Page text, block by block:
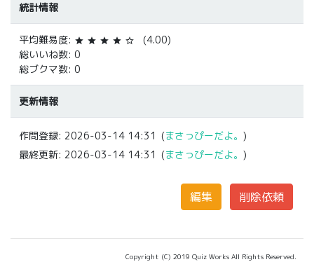
統計情報
平均難易度: star star star star star_border
(4.00)
総いいね数: 0
総ブクマ数: 0
更新情報
作問登録: 2026-03-14 14:31 (まさっぴーだよ。 )
最終更新: 2026-03-14 14:31 (まさっぴーだよ。 )
Copyright (C) 2019 Quiz Works All Rights Reserved.